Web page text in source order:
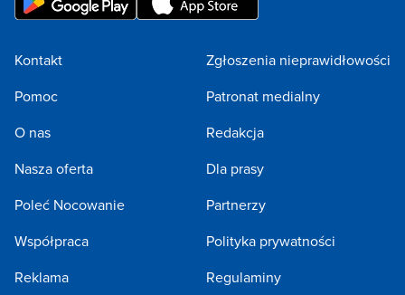
Kontakt
Pomoc
O nas
Nasza oferta
Poleć Nocowanie
Współpraca
Reklama
Zgłoszenia nieprawidłowości
Patronat medialny
Redakcja
Dla prasy
Partnerzy
Polityka prywatności
Regulaminy